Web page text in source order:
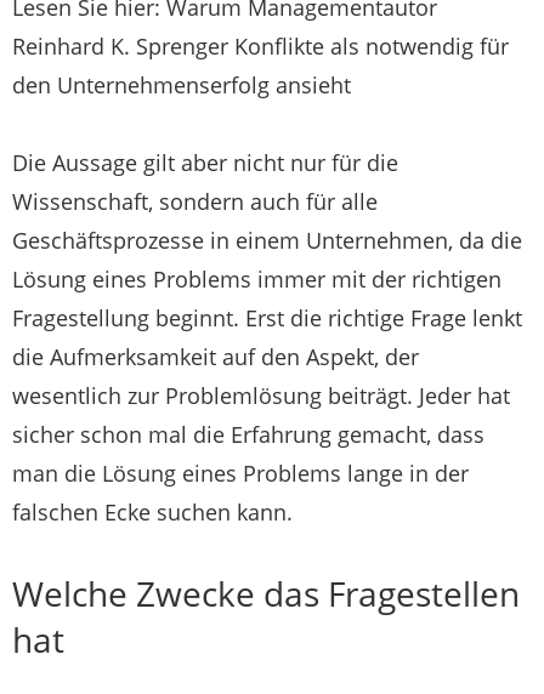
Lesen Sie hier: Warum Managementautor
Reinhard K. Sprenger Konflikte als notwendig für
den Unternehmenserfolg ansieht
Die Aussage gilt aber nicht nur für die
Wissenschaft, sondern auch für alle
Geschäftsprozesse in einem Unternehmen, da die
Lösung eines Problems immer mit der richtigen
Fragestellung beginnt. Erst die richtige Frage lenkt
die Aufmerksamkeit auf den Aspekt, der
wesentlich zur Problemlösung beiträgt. Jeder hat
sicher schon mal die Erfahrung gemacht, dass
man die Lösung eines Problems lange in der
falschen Ecke suchen kann.
Welche Zwecke das Fragestellen
hat